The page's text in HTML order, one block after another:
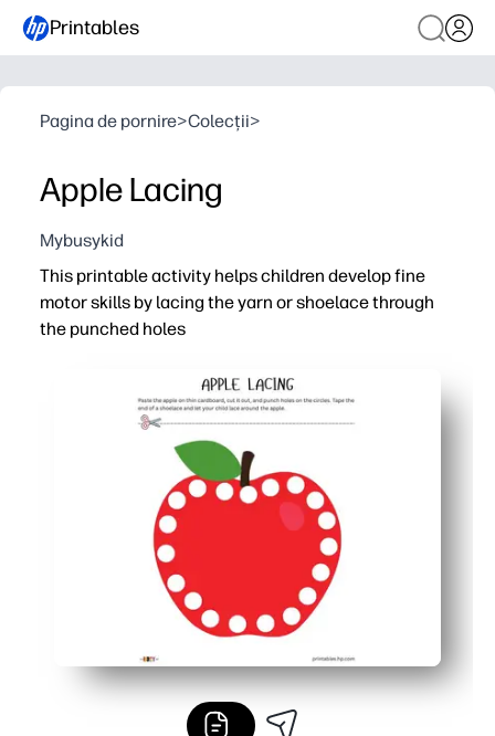
Printables
Pagina de pornire>Colecții>
Apple Lacing
Mybusykid
This printable activity helps children develop fine
motor skills by lacing the yarn or shoelace through
the punched holes